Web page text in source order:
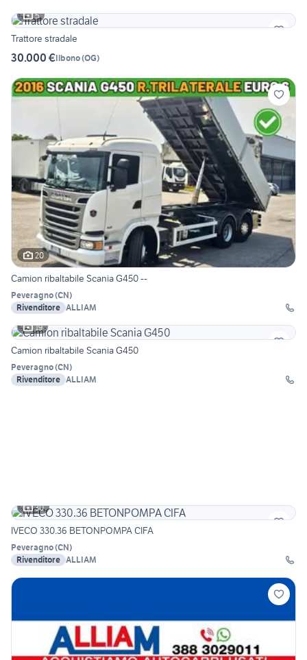
5
Trattore stradale
30.000 €Ilbono(OG)
20
Camion ribaltabile Scania G450 --
Peveragno(CN)
Rivenditore ALLIAM
19
Camion ribaltabile Scania G450
Peveragno(CN)
Rivenditore ALLIAM
30
IVECO 330.36 BETONPOMPA CIFA
Peveragno(CN)
Rivenditore ALLIAM